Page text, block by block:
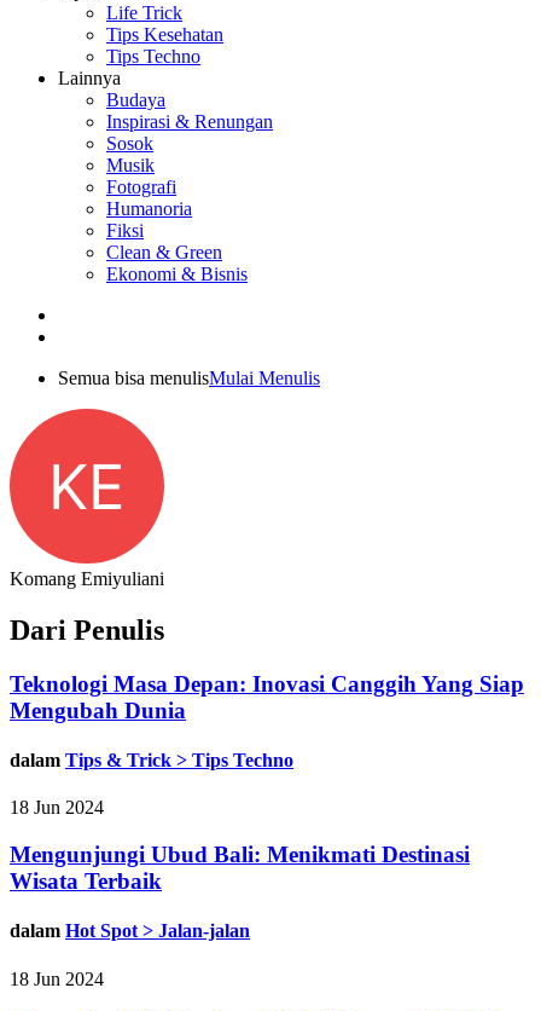
Life Trick
Tips Kesehatan
Tips Techno
Lainnya
Budaya
Inspirasi & Renungan
Sosok
Musik
Fotografi
Humanoria
Fiksi
Clean & Green
Ekonomi & Bisnis
Semua bisa menulisMulai Menulis
KE
Komang Emiyuliani
Dari Penulis
Teknologi Masa Depan: Inovasi Canggih Yang Siap
Mengubah Dunia
dalam Tips & Trick > Tips Techno
18 Jun 2024
Mengunjungi Ubud Bali: Menikmati Destinasi
Wisata Terbaik
dalam Hot Spot > Jalan-jalan
18 Jun 2024